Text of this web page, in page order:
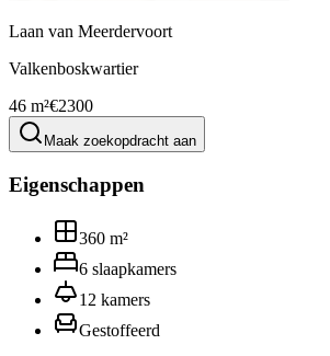
Laan van Meerdervoort
Valkenboskwartier
46 m²€2300
Maak zoekopdracht aan
Eigenschappen
360 m²
6 slaapkamers
12 kamers
Gestoffeerd